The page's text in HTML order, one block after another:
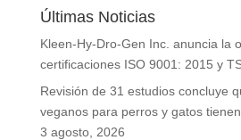
Últimas Noticias
Kleen-Hy-Dro-Gen Inc. anuncia la
certificaciones ISO 9001: 2015 y
Revisión de 31 estudios concluye
veganos para perros y gatos
3 agosto, 2026